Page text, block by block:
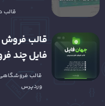
قالب
قالب فروش
فایل چند
قالب
وردپرس